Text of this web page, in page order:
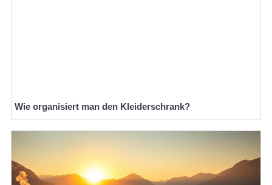
Wie organisiert man den Kleiderschrank?